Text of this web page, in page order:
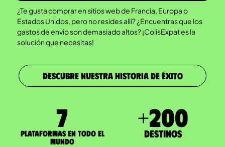
¿Te gusta comprar en sitios web de Francia, Europa o
Estados Unidos, pero no resides allí? ¿Encuentras que los
gastos de envío son demasiado altos? ¡ColisExpat es la
solución que necesitas!
DESCUBRE NUESTRA HISTORIA DE ÉXITO
7
Plataformas en todo el
mundo
+200
Destinos